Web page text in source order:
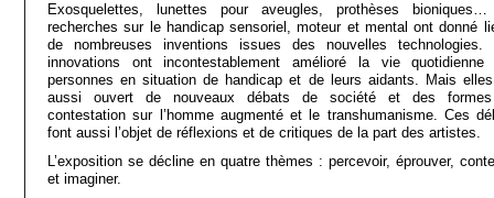
Exosquelettes, lunettes pour aveugles, prothèses
recherches sur le handicap sensoriel, moteur et mental ont donné
de nombreuses inventions issues des nouvelles technologies.
innovations ont incontestablement amélioré la vie quotidienne
personnes en situation de handicap et de leurs aidants. Mais
aussi ouvert de nouveaux débats de société et des
contestation sur l’homme augmenté et le transhumanisme. Ces
font aussi l’objet de réflexions et de critiques de la part des artistes.
L’exposition se décline en quatre thèmes : percevoir, éprouver,
et imaginer.